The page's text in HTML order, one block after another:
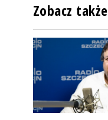
Zobacz także